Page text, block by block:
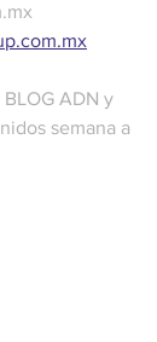
ADN y
semana a